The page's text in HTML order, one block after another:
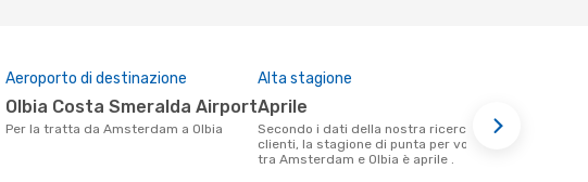
Aeroporto di destinazione
Olbia Costa Smeralda Airport
Per la tratta da Amsterdam a Olbia
Alta stagione
aprile
Secondo i dati della nostra ricerca
clienti, la stagione di punta per volare
tra Amsterdam e Olbia è aprile .